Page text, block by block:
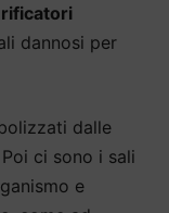
dannosi per
dalle
ci sono i sali
e